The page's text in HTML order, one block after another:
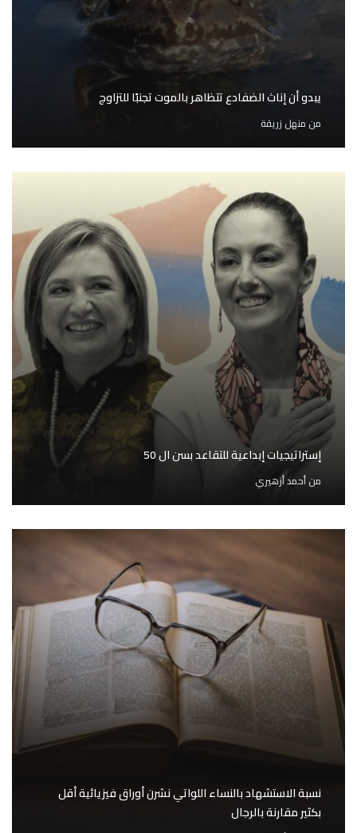
يبدو أن إناث الضفادع تتظاهر بالموت تجنبًا للتزاوج
من منهل زريقة
إستراتيجيات إبداعية للتقاعد بسن ال 50
منأحمد أزهيري
نسبة الاستشهاد بالنساء اللواتي نشرن أوراق فيزيائية أقل
بكثير مقارنة بالرجال